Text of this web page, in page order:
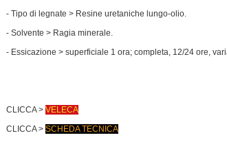
- Tipo di legnate > Resine uretaniche lungo-olio.
- Solvente > Ragia minerale.
- Essicazione > superficiale 1 ora; completa, 12/24 ore,
CLICCA > VELECA
CLICCA > SCHEDA TECNICA